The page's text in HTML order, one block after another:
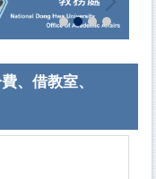
、借教室、